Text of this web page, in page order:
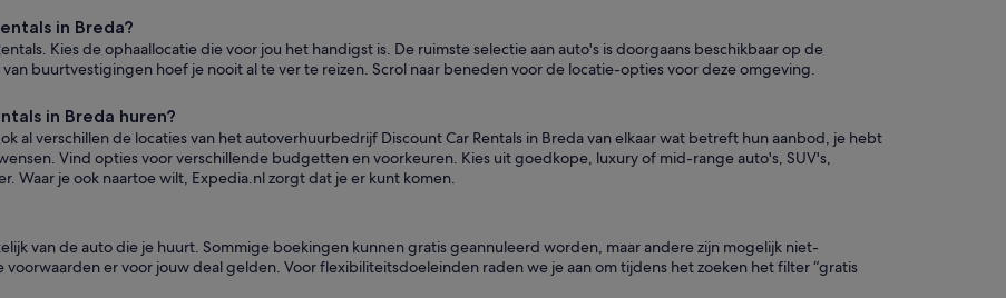
in Breda?
Kies de ophaallocatie die voor jou het handigst is. De ruimste selectie aan auto's is doorgaans beschikbaar op de
buurtvestigingen hoef je nooit al te ver te reizen. Scrol naar beneden voor de locatie-opties voor deze omgeving.
in Breda huren?
al verschillen de locaties van het autoverhuurbedrijf Discount Car Rentals in Breda van elkaar wat betreft hun aanbod, je hebt
Vind opties voor verschillende budgetten en voorkeuren. Kies uit goedkope, luxury of mid-range auto's, SUV's,
Waar je ook naartoe wilt, Expedia.nl zorgt dat je er kunt komen.
van de auto die je huurt. Sommige boekingen kunnen gratis geannuleerd worden, maar andere zijn mogelijk niet-
er voor jouw deal gelden. Voor flexibiliteitsdoeleinden raden we je aan om tijdens het zoeken het filter “gratis